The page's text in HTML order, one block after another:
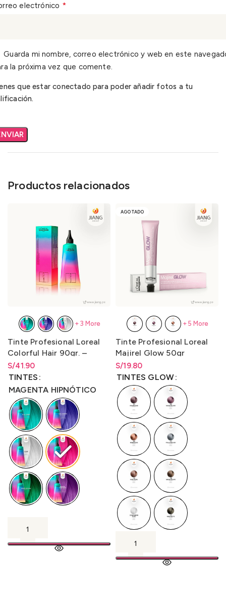
electrónico *
Guarda mi nombre, correo electrónico y web en este
la próxima vez que comente.
que estar conectado para poder añadir fotos a tu
Productos relacionados
Tinte Profesional Loreal
Colorful Hair 90gr. –
LO3000C1
S/41.90
Rango de precios: desde
S/41.90hasta
TINTES
MAGENTA HIPNÓTICO
+3 More
AGOTADO
Tinte Profesional Loreal
Majirel Glow 50gr
LO3000M1
S/19.80
Rango de precios: desde
S/19.80hastaS/19.80
TINTES GLOW
+5 More